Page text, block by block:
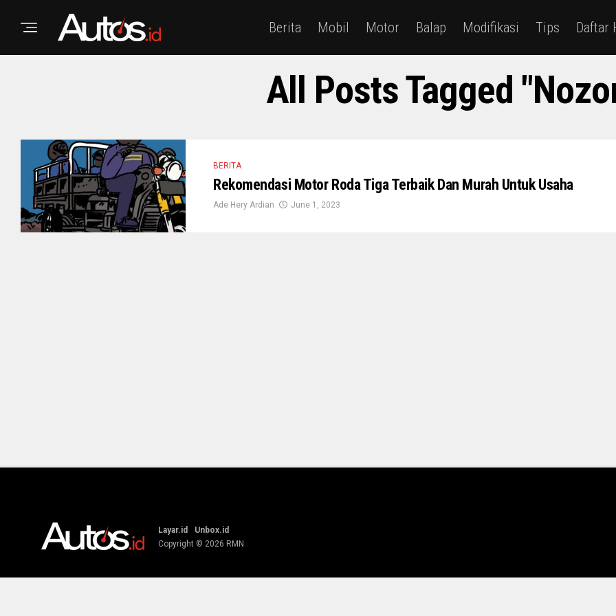
Berita Mobil Motor Balap Modifikasi Tips Daftar
All Posts Tagged
BERITA
Rekomendasi Motor Roda Tiga Terbaik Dan Murah Untuk Usaha
Ade Hery Ardian June 1, 2023
Layar.id
Unbox.id
Copyright © 2026 RMN